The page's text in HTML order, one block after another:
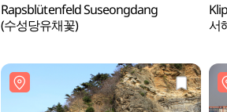
Rapsblütenfeld Suseongdang
(수성당유채꽃)
서